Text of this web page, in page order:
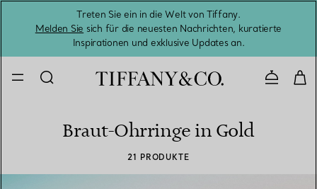
Treten Sie ein in die Welt von Tiffany.
Melden Sie sich für die neuesten Nachrichten, kuratierte
Inspirationen und exklusive Updates an.
Braut-Ohrringe in Gold
21 PRODUKTE